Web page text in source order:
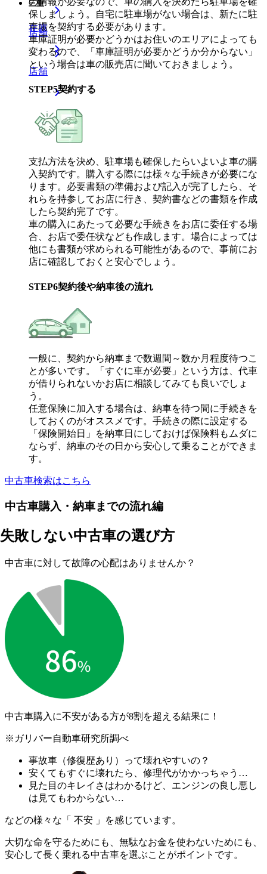
三重
在庫
店舗
店舗
保しましょう。自宅に駐車場がない場合は、新たに駐
車場を契約する必要があります。
車庫証明が必要かどうかはお住いのエリアによっても
変わるので、「車庫証明が必要かどうか分からない」
という場合は車の販売店に聞いておきましょう。
STEP5契約する
支払方法を決め、駐車場も確保したらいよいよ車の購
入契約です。購入する際には様々な手続きが必要にな
ります。必要書類の準備および記入が完了したら、そ
れらを持参してお店に行き、契約書などの書類を作成
したら契約完了です。
車の購入にあたって必要な手続きをお店に委任する場
合、お店で委任状なども作成します。場合によっては
他にも書類が求められる可能性があるので、事前にお
店に確認しておくと安心でしょう。
STEP6契約後や納車後の流れ
一般に、契約から納車まで数週間～数か月程度待つこ
とが多いです。「すぐに車が必要」という方は、代車
が借りられないかお店に相談してみても良いでしょ
う。
任意保険に加入する場合は、納車を待つ間に手続きを
しておくのがオススメです。手続きの際に設定する
「保険開始日」を納車日にしておけば保険料もムダに
ならず、納車のその日から安心して乗ることができま
す。
中古車検索はこちら
中古車購入・納車までの流れ編
失敗しない中古車の選び方
中古車に対して故障の心配はありませんか？
中古車購入に不安がある方が8割を超える結果に！
※ガリバー自動車研究所調べ
事故車（修復歴あり）って壊れやすいの？
安くてもすぐに壊れたら、修理代がかかっちゃう…
見た目のキレイさはわかるけど、エンジンの良し悪し
は見てもわからない…
などの様々な「 不安 」を感じています。
大切な命を守るためにも、無駄なお金を使わないためにも、
安心して長く乗れる中古車を選ぶことがポイントです。